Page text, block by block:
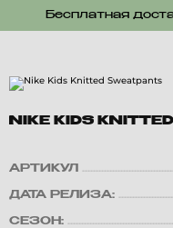
Бесплатная
NIKE KIDS
АРТИКУЛ
ДАТА РЕЛИЗА:
СЕЗОН: